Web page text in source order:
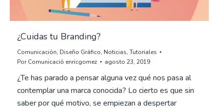
¿Cuidas tu Branding?
Comunicación, Diseño Gráfico, Noticias, Tutoriales
PorComunicació enricgomez agosto 23, 2019
¿Te has parado a pensar alguna vez qué nos pasa al
contemplar una marca conocida? Lo cierto es que sin
saber por qué motivo, se empiezan a despertar